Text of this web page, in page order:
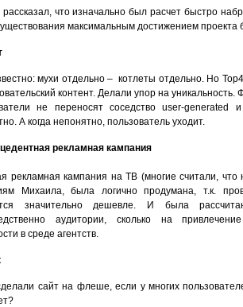
что изначально был расчет быстро
максимальным достижением проекта
мухи отдельно – котлеты отдельно. Но
контент. Делали упор на
не переносят соседство user-generated
А когда непонятно, пользователь уходит.
рекламная кампания
рекламная кампания на ТВ (многие считали, что
Михаила, была логично продумана, т.к.
значительно дешевле. И была
аудитории, сколько на
в среде агентств.
сайт на флеше, если у многих